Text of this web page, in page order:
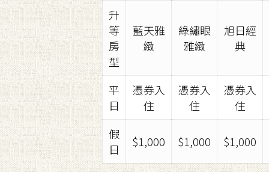
升
等
房
型
藍天雅
緻
綠繡眼
雅緻
旭日經
典
平
日
憑券入
住
憑券入
住
憑券入
住
假
日
$1,000 $1,000 $1,000